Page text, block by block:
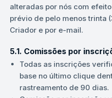
alteradas por nós com
prévio de pelo menos trinta
Criador e por e-mail.
5.1. Comissões por
Todas as inscrições
base no último clique
rastreamento de 90 dias.